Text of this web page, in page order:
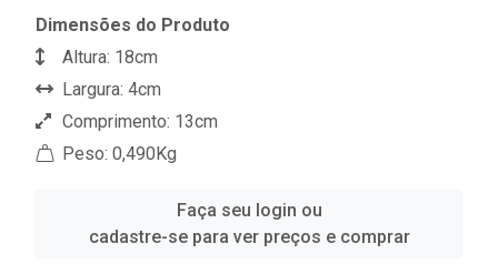
Dimensões do Produto
Altura: 18cm
Largura: 4cm
Comprimento: 13cm
Peso: 0,490Kg
Faça seu login ou
cadastre-se para ver preços e comprar